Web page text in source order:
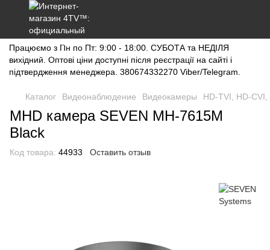
Працюємо з Пн по Пт: 9:00 - 18:00. СУБОТА та НЕДІЛЯ
вихідний. Оптові ціни доступні після реєстрації на сайті і
підтвердження менеджера. 380674332270 Viber/Telegram.
Каталог Видеонаблюдение Видеокамеры HD-TVI, HD-
MHD камера SEVEN MH-7615M
Black
Код товара: 44933 Оставить отзыв